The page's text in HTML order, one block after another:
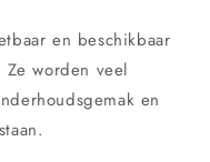
en beschikbaar
worden veel
en